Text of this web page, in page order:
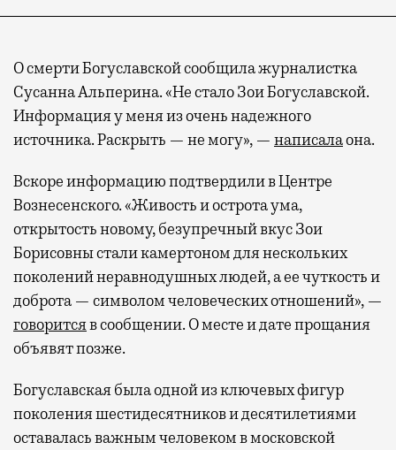
О смерти Богуславской сообщила журналистка
Сусанна Альперина. «Не стало Зои Богуславской.
Информация у меня из очень надежного
источника. Раскрыть — не могу», — написалаона.
Вскоре информацию подтвердили в Центре
Вознесенского. «Живость и острота ума,
открытость новому, безупречный вкус Зои
Борисовны стали камертоном для нескольких
поколений неравнодушных людей, а ее чуткость и
доброта — символом человеческих отношений», —
говоритсяв сообщении. О месте и дате прощания
объявят позже.
Богуславская была одной из ключевых фигур
поколения шестидесятников и десятилетиями
оставалась важным человеком в московской